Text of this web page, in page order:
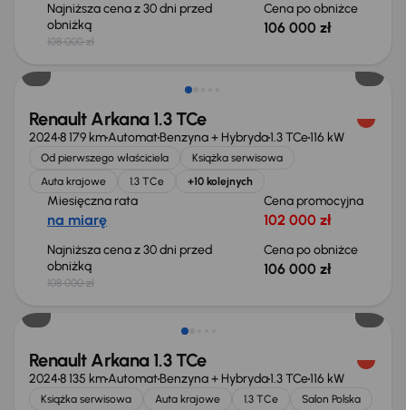
Najniższa cena z 30 dni przed
obniżką
108 000 zł
Cena po obniżce
106 000 zł
Taniej o 2 000 zł
Renault Arkana 1.3 TCe
20248 179 kmAutomatBenzyna + Hybryda1.3 TCe116 kW
Od pierwszego właściciela
Książka serwisowa
Auta krajowe
1.3 TCe +10 kolejnych
Miesięczna rata
na miarę
Cena promocyjna
102 000 zł
Najniższa cena z 30 dni przed
obniżką
108 000 zł
Cena po obniżce
106 000 zł
Taniej o 2 000 zł
Renault Arkana 1.3 TCe
20248 135 kmAutomatBenzyna + Hybryda1.3 TCe116 kW
Książka serwisowa Auta krajowe 1.3 TCe
Salon Polska